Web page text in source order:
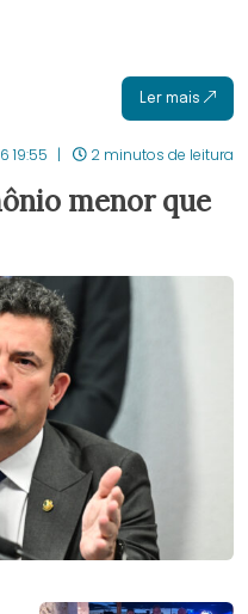
Ler mais
19:55 2 minutos de leitura
menor que